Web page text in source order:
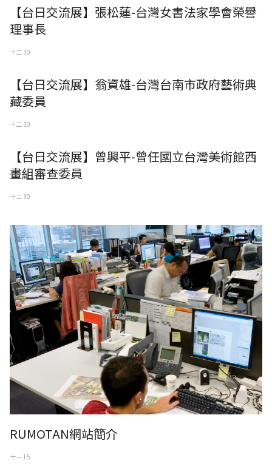
【台日交流展】張松蓮-台灣女書法家學會榮譽
理事長
十二 30
【台日交流展】翁資雄-台灣台南市政府藝術典
藏委員
十二 30
【台日交流展】曾興平-曾任國立台灣美術館西
畫組審查委員
十二 30
RUMOTAN網站簡介
RUMOTAN網站簡介
十一 15